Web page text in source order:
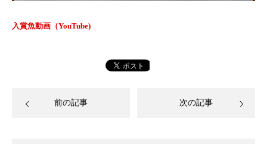
入賞魚動画（YouTube)
前の記事 次の記事